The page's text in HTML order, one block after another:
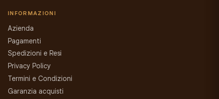
INFORMAZIONI
Azienda
Pagamenti
Spedizioni e Resi
Privacy Policy
Termini e Condizioni
Garanzia acquisti